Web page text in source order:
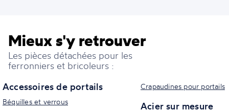
Mieux s'y retrouver
Les pièces détachées pour les
ferronniers et bricoleurs :
Accessoires de portails
Béquilles et verrous
Crapaudines pour portails
Acier sur mesure